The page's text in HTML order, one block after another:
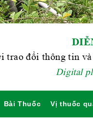
trao đổi thông tin
Digital
Bài Thuốc Vị thuốc